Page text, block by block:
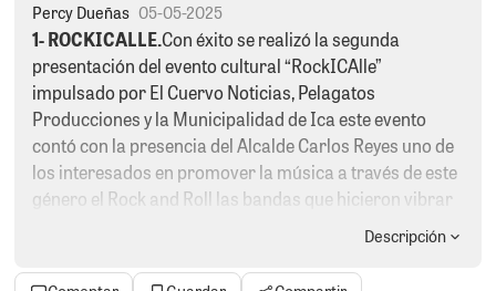
Percy Dueñas 05-05-2025
1- ROCKICALLE.Con éxito se realizó la segunda
presentación del evento cultural “RockICAlle”
impulsado por El Cuervo Noticias, Pelagatos
Producciones y la Municipalidad de Ica este evento
contó con la presencia del Alcalde Carlos Reyes uno de
los interesados en promover la música a través de este
género el Rock and Roll las bandas que hicieron vibrar
a la gente que se dio cita a este evento fueron DEJAVU,
MERCURIO a propósito Silicium es una banda de
Descripción